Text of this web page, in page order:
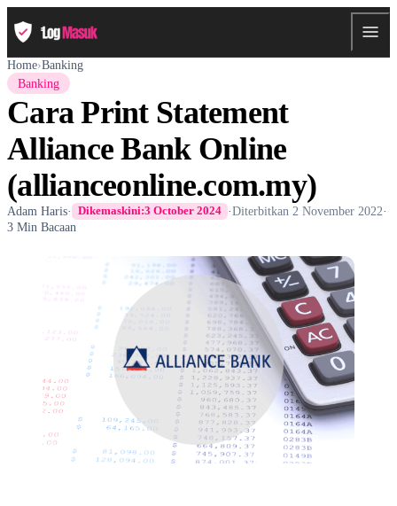
Home›Banking
Banking
Cara Print Statement
Alliance Bank Online
(allianceonline.com.my)
Adam Haris· Dikemaskini:3 October 2024 ·Diterbitkan 2 November 2022·
3 Min Bacaan